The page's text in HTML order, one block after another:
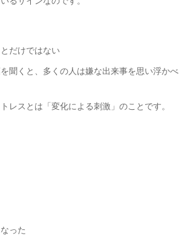
だけではない
聞くと、多くの人は嫌な出来事を思い浮かべ
レスとは「変化による刺激」のことです。
った